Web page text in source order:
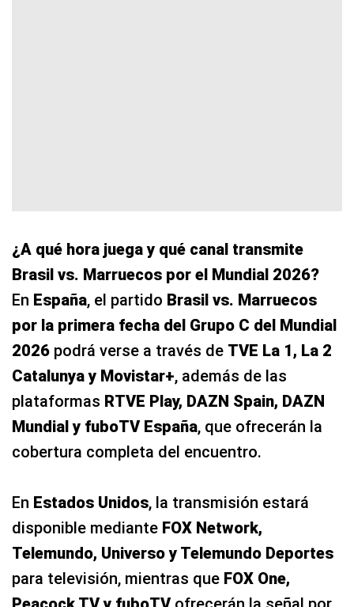
¿A qué hora juega y qué canal transmite
Brasil vs. Marruecos por el Mundial 2026?
En España, el partido Brasil vs. Marruecos
por la primera fecha del Grupo C del Mundial
2026 podrá verse a través de TVE La 1, La 2
Catalunya y Movistar+, además de las
plataformas RTVE Play, DAZN Spain, DAZN
Mundial y fuboTV España, que ofrecerán la
cobertura completa del encuentro.
En Estados Unidos, la transmisión estará
disponible mediante FOX Network,
Telemundo, Universo y Telemundo Deportes
para televisión, mientras que FOX One,